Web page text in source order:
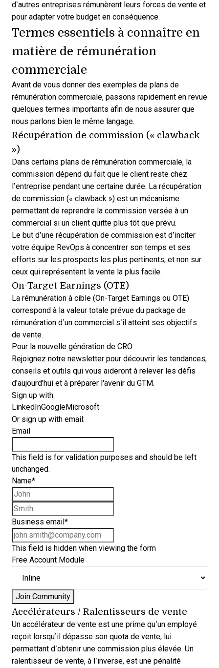
d’autres entreprises rémunèrent leurs forces de vente et
pour adapter votre budget en conséquence.
Termes essentiels à connaître en
matière de rémunération
commerciale
Avant de vous donner des exemples de plans de
rémunération commerciale, passons rapidement en revue
quelques termes importants afin de nous assurer que
nous parlons bien le même langage.
Récupération de commission (« clawback
»)
Dans certains plans de rémunération commerciale, la
commission dépend du fait que le client reste chez
l’entreprise pendant une certaine durée. La récupération
de commission (« clawback ») est un mécanisme
permettant de reprendre la commission versée à un
commercial si un client quitte plus tôt que prévu.
Le but d’une récupération de commission est d’inciter
votre équipe RevOps à concentrer son temps et ses
efforts sur les prospects les plus pertinents, et non sur
ceux qui représentent la vente la plus facile.
On-Target Earnings (OTE)
La rémunération à cible (On-Target Earnings ou OTE)
correspond à la valeur totale prévue du package de
rémunération d’un commercial s’il atteint ses objectifs
de vente.
Pour la nouvelle génération de CRO
Rejoignez notre newsletter pour découvrir les tendances,
conseils et outils qui vous aideront à relever les défis
d'aujourd'hui et à préparer l'avenir du GTM.
Sign up with:
LinkedInGoogleMicrosoft
Or sign up with email:
Email
This field is for validation purposes and should be left
unchanged.
Name*
Business email *
This field is hidden when viewing the form
Free Account Module
Accélérateurs / Ralentisseurs de vente
Un accélérateur de vente est une prime qu’un employé
reçoit lorsqu’il dépasse son quota de vente, lui
permettant d’obtenir une commission plus élevée. Un
ralentisseur de vente, à l’inverse, est une pénalité